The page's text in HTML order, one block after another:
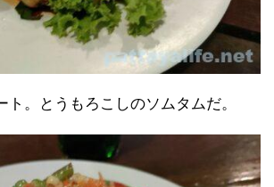
ト。とうもろこしのソムタムだ。